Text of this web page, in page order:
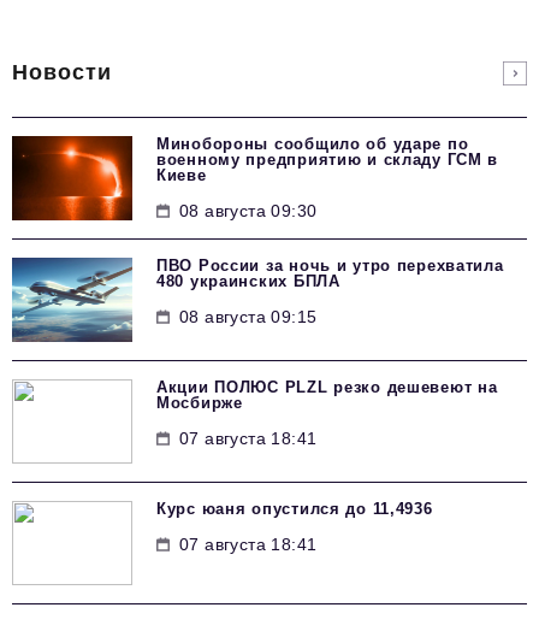
Новости
Минобороны сообщило об ударе по
военному предприятию и складу ГСМ в
Киеве
08 августа 09:30
ПВО России за ночь и утро перехватила
480 украинских БПЛА
08 августа 09:15
Акции ПОЛЮС PLZL резко дешевеют на
Мосбирже
07 августа 18:41
Курс юаня опустился до 11,4936
07 августа 18:41